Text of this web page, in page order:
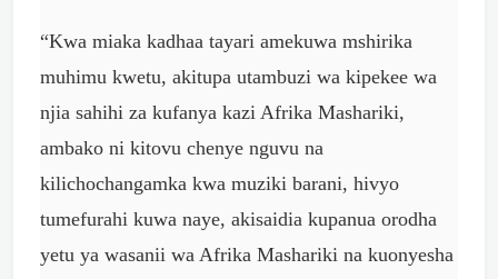
“Kwa miaka kadhaa tayari amekuwa mshirika
muhimu kwetu, akitupa utambuzi wa kipekee wa
njia sahihi za kufanya kazi Afrika Mashariki,
ambako ni kitovu chenye nguvu na
kilichochangamka kwa muziki barani, hivyo
tumefurahi kuwa naye, akisaidia kupanua orodha
yetu ya wasanii wa Afrika Mashariki na kuonyesha